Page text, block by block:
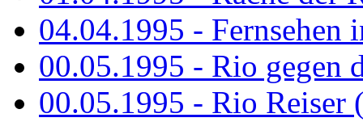
04.04.1995 - Fernsehen
00.05.1995 - Rio gegen
00.05.1995 - Rio Reiser